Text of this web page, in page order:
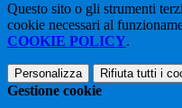
Questo sito o gli strumenti
cookie necessari al
COOKIE POLICY.
Personalizza Rifiuta tutti i
Gestione cookie